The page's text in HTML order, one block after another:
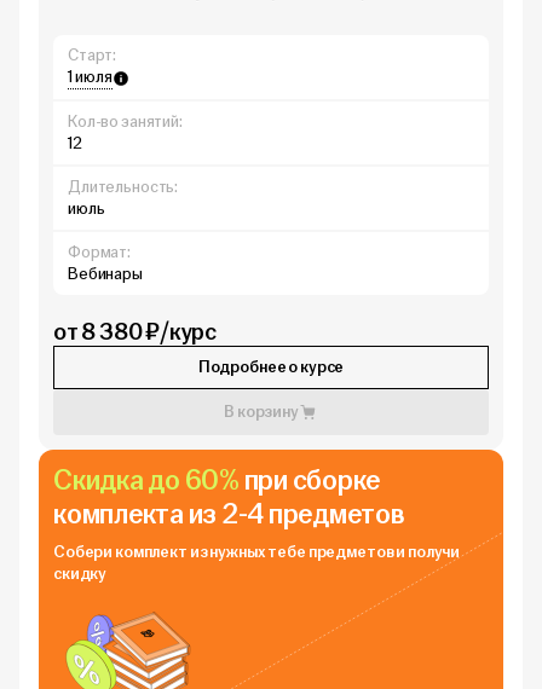
Старт:
1 июля
Кол-во занятий:
12
Длительность:
июль
Формат:
Вебинары
от 8 380 ₽/курс
Подробнее о курсе
В корзину
Скидка до 60% при сборке
комплекта из 2-4 предметов
Собери комплект из нужных тебе предметов и получи
скидку